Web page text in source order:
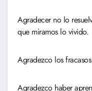
Agradecer no lo
que miramos lo vivido.
Agradezco los
Agradezco haber